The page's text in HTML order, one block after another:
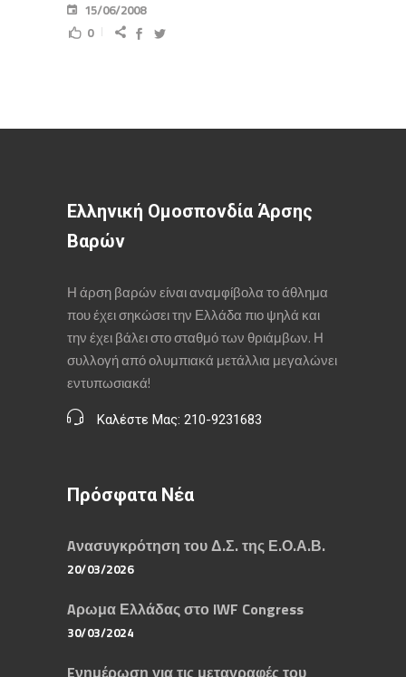
15/06/2008
0
Ελληνική Ομοσπονδία Άρσης
Βαρών
Η άρση βαρών είναι αναμφίβολα το άθλημα
που έχει σηκώσει την Ελλάδα πιο ψηλά και
την έχει βάλει στο σταθμό των θριάμβων. Η
συλλογή από ολυμπιακά μετάλλια μεγαλώνει
εντυπωσιακά!
Καλέστε Μας: 210-9231683
Πρόσφατα Νέα
Aνασυγκρότηση του Δ.Σ. της Ε.Ο.Α.Β.
20/03/2026
Aρωμα Ελλάδας στο IWF Congress
30/03/2024
Eνημέρωση για τις μεταγραφές του